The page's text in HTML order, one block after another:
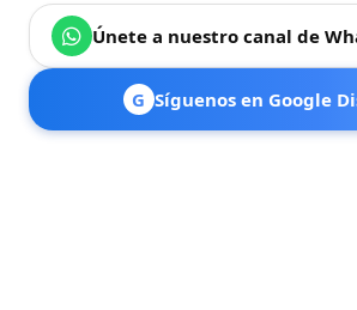
Únete a nuestro canal de
G Síguenos en Google